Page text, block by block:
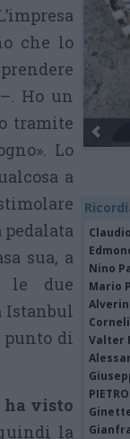
che lo
Ho un
tramite
Lo
a
sua, a
le due
Istanbul
punto di
ha visto
la
dei Marmi® ...
Nino
Mario
Valter